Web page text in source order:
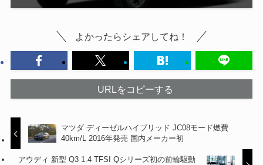
よかったらシェアしてね！
URLをコピーする
マツダ ディーゼルハイブリッド JC08モード燃費
40km/L 2016年発売 国内メーカー初
アウディ 新型 Q3 1.4 TFSI Qシリーズ初の前輪駆動